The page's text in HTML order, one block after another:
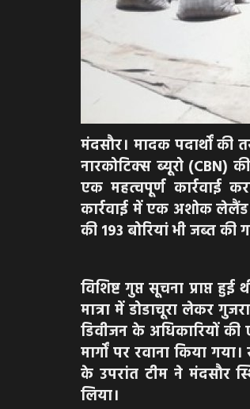
मंदसौर। मादक पदार्थों की
नारकोटिक्स ब्यूरो (CBN)
एक महत्वपूर्ण कार्रवाई
कार्रवाई में एक अशोक
की 193 बोरियां भी जब्त की
विशिष्ट गुप्त सूचना प्राप्त
मात्रा में डोडाचूरा लेकर
डिवीजन के अधिकारियों
मार्गों पर रवाना किया
के उपरांत टीम ने मंदसौर
लिया।